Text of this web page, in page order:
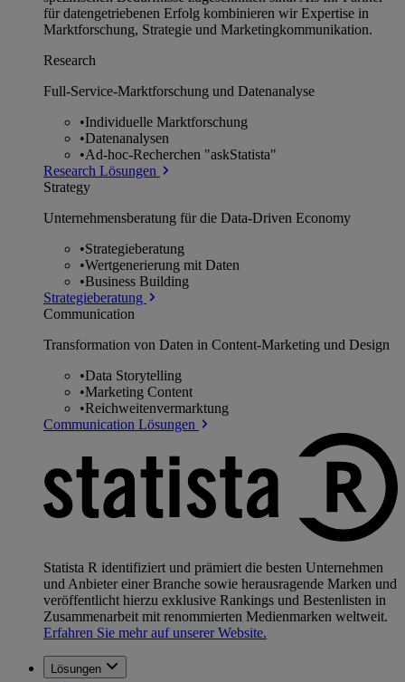
für datengetriebenen Erfolg kombinieren wir Expertise in
Marktforschung, Strategie und Marketingkommunikation.
Research
Full-Service-Marktforschung und Datenanalyse
•Individuelle Marktforschung
•Datenanalysen
•Ad-hoc-Recherchen "askStatista"
Research Lösungen
Strategy
Unternehmens­beratung für die Data-Driven Economy
•Strategieberatung
•Wertgenerierung mit Daten
•Business Building
Strategieberatung
Communication
Transformation von Daten in Content-Marketing und Design
•Data Storytelling
•Marketing Content
•Reichweitenvermarktung
Communication Lösungen
Statista R identifiziert und prämiert die besten Unternehmen
und Anbieter einer Branche sowie herausragende Marken und
veröffentlicht hierzu exklusive Rankings und Bestenlisten in
Zusammenarbeit mit renommierten Medienmarken weltweit.
Erfahren Sie mehr auf unserer Website.
Lösungen